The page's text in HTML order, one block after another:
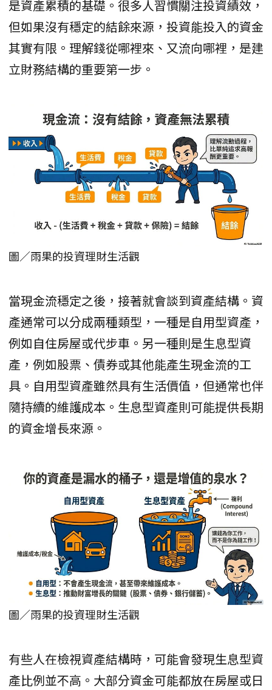
是資產累積的基礎。很多人習慣關注投資績效，
但如果沒有穩定的結餘來源，投資能投入的資金
其實有限。理解錢從哪裡來、又流向哪裡，是建
立財務結構的重要第一步。
圖／雨果的投資理財生活觀
當現金流穩定之後，接著就會談到資產結構。資
產通常可以分成兩種類型，一種是自用型資產，
例如自住房屋或代步車。另一種則是生息型資
產，例如股票、債券或其他能產生現金流的工
具。自用型資產雖然具有生活價值，但通常也伴
隨持續的維護成本。生息型資產則可能提供長期
的資金增長來源。
圖／雨果的投資理財生活觀
有些人在檢視資產結構時，可能會發現生息型資
產比例並不高。大部分資金可能都放在房屋或日